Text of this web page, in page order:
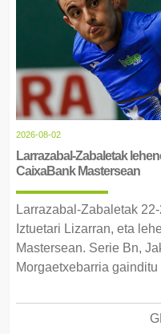
2026-08-02
Larrazabal-Zabaletak
CaixaBank Mastersean
Larrazabal-Zabaletak
Iztuetari Lizarran, eta
Mastersean. Serie Bn,
Morgaetxebarria gainditu